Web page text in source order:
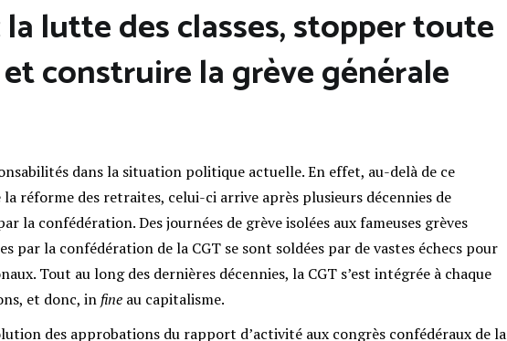
lutte des classes, stopper toute
construire la grève générale
dans la situation politique actuelle. En effet, au-delà de ce
réforme des retraites, celui-ci arrive après plusieurs décennies de
la confédération. Des journées de grève isolées aux fameuses grèves
par la confédération de la CGT se sont soldées par de vastes échecs pour
Tout au long des dernières décennies, la CGT s’est intégrée à chaque
et donc, in fine au capitalisme.
des approbations du rapport d’activité aux congrès confédéraux de la